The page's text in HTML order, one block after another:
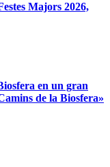
Majors 2026,
en un gran
de la Biosfera»